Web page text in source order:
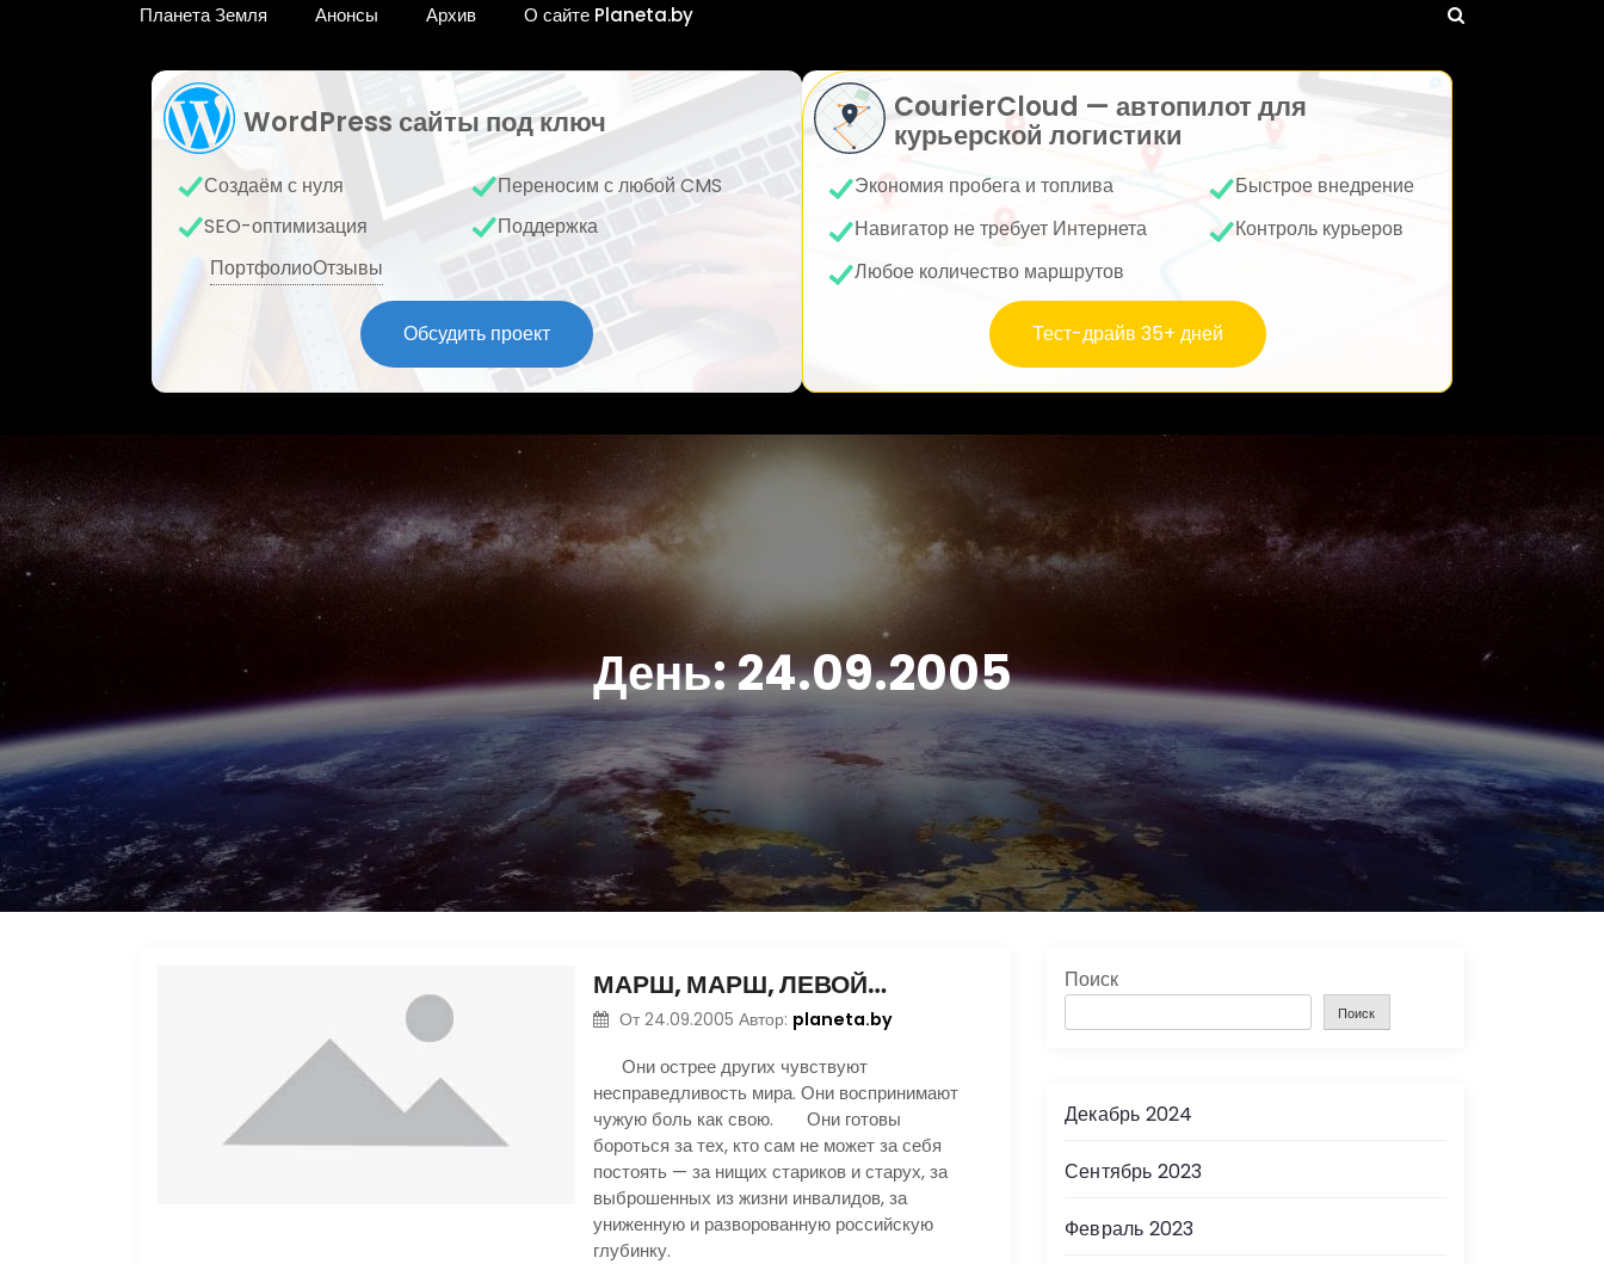
Планета Земля Анонсы Архив О сайте Planeta.by
WordPress сайты под ключ
Создаём с нуля
Переносим с любой CMS
SEO-оптимизация
Поддержка
ПортфолиоОтзывы
Обсудить проект
CourierCloud — автопилот для
курьерской логистики
Экономия пробега и топлива
Быстрое внедрение
Навигатор не требует Интернета
Контроль курьеров
Любое количество маршрутов
Тест-драйв 35+ дней
День:24.09.2005
МАРШ, МАРШ, ЛЕВОЙ…
От 24.09.2005 Автор: planeta.by
Они острее других чувствуют
несправедливость мира. Они воспринимают
чужую боль как свою. Они готовы
бороться за тех, кто сам не может за себя
постоять — за нищих стариков и старух, за
выброшенных из жизни инвалидов, за
униженную и разворованную российскую
глубинку.
Поиск
Поиск
Декабрь 2024
Сентябрь 2023
Февраль 2023